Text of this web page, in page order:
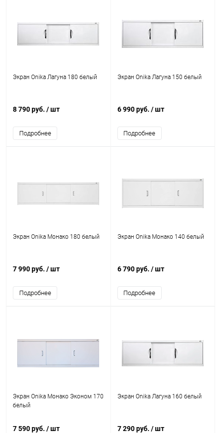
Экран Onika Лагуна 180 белый
8 790 руб. / шт
Подробнее
Экран Onika Лагуна 150 белый
6 990 руб. / шт
Подробнее
Экран Onika Монако 180 белый
7 990 руб. / шт
Подробнее
Экран Onika Монако 140 белый
6 790 руб. / шт
Подробнее
Экран Onika Монако Эконом 170
белый
7 590 руб. / шт
Экран Onika Лагуна 160 белый
7 290 руб. / шт